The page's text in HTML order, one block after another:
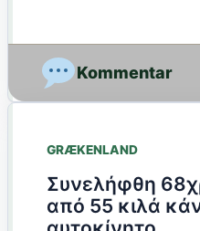
GRÆKENLAND
Συνελήφθη
από 55 κιλά